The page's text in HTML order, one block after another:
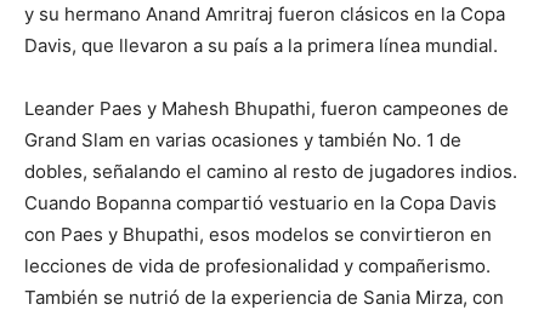
y su hermano Anand Amritraj fueron clásicos en la Copa
Davis, que llevaron a su país a la primera línea mundial.
Leander Paes y Mahesh Bhupathi, fueron campeones de
Grand Slam en varias ocasiones y también No. 1 de
dobles, señalando el camino al resto de jugadores indios.
Cuando Bopanna compartió vestuario en la Copa Davis
con Paes y Bhupathi, esos modelos se convirtieron en
lecciones de vida de profesionalidad y compañerismo.
También se nutrió de la experiencia de Sania Mirza, con